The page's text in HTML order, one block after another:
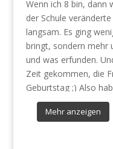
Mehr anzeigen